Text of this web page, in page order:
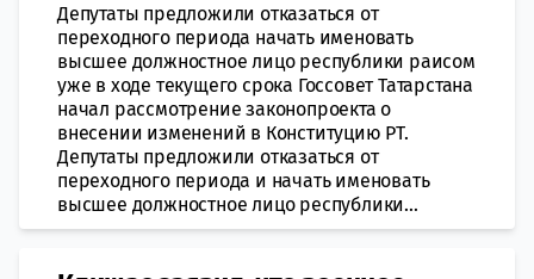
Депутаты предложили отказаться от
переходного периода начать именовать
высшее должностное лицо республики раисом
уже в ходе текущего срока Госсовет Татарстана
начал рассмотрение законопроекта о
внесении изменений в Конституцию РТ.
Депутаты предложили отказаться от
переходного периода и начать именовать
высшее должностное лицо республики...